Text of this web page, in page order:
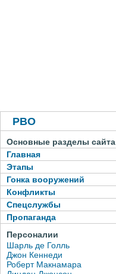
РВО
Основные разделы сайта
Главная
Этапы
Гонка вооружений
Конфликты
Спецслужбы
Пропаганда
Персоналии
Шарль де Голль
Джон Кеннеди
Роберт Макнамара